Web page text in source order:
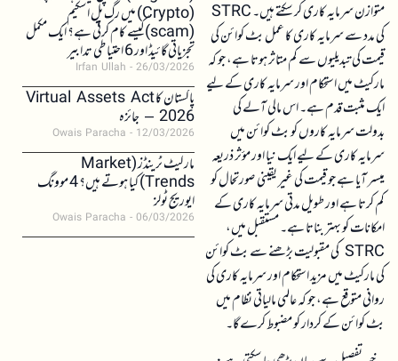
متوازن سرمایہ کاری کر سکتے ہیں۔ STRC
کی مدد سے سرمایہ کاری کا عمل بٹ کوائن کی
قیمت کی تبدیلیوں سے کم متاثر ہوتا ہے، جو کہ
مارکیٹ میں استحکام اور سرمایہ کاری کے لیے
ایک مثبت قدم ہے۔ اس مالی آلے کی
بدولت سرمایہ کاروں کو بٹ کوائن میں
سرمایہ کاری کے لیے ایک نیا اور مؤثر ذریعہ
میسر آیا ہے جو قیمت کی غیر یقینی صورتحال کو
کم کرتا ہے اور طویل مدتی سرمایہ کاری کے
امکانات کو بہتر بناتا ہے۔ مستقبل میں،
STRC کی مقبولیت بڑھنے سے بٹ کوائن
کی مارکیٹ میں مزید استحکام اور سرمایہ کاری کی
روانی متوقع ہے، جو کہ عالمی مالیاتی نظام میں
بٹ کوائن کے کردار کو مضبوط کرے گا۔
(Crypto) میں رگ پل اسکیم
(scam)کیسے کام کرتی ہے؟ ایک مکمل
تجزیاتی گائیڈ اور 6 احتیاطی تدابیر
Irfan Ullah 26/03/2026
پاکستان کا Virtual Assets Act
2026 – جائزہ
Owais Paracha 12/03/2026
مارکیٹ ٹرینڈز (Market
Trends) کیا ہوتے ہیں؟ 4 موونگ
ایوریج ٹولز
Owais Paracha 06/03/2026